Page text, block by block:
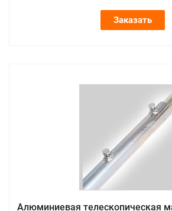
Заказать
Алюминиевая телескопическая